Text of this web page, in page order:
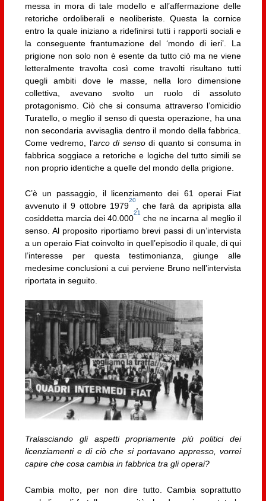
messa in mora di tale modello e all’affermazione delle
retoriche ordoliberali e neoliberiste. Questa la cornice
entro la quale iniziano a ridefinirsi tutti i rapporti sociali e
la conseguente frantumazione del ‘mondo di ieri’. La
prigione non solo non è esente da tutto ciò ma ne viene
letteralmente travolta così come travolti risultano tutti
quegli ambiti dove le masse, nella loro dimensione
collettiva, avevano svolto un ruolo di assoluto
protagonismo. Ciò che si consuma attraverso l’omicidio
Turatello, o meglio il senso di questa operazione, ha una
non secondaria avvisaglia dentro il mondo della fabbrica.
Come vedremo, l’arco di sensodi quanto si consuma in
fabbrica soggiace a retoriche e logiche del tutto simili se
non proprio identiche a quelle del mondo della prigione.
C’è un passaggio, il licenziamento dei 61 operai Fiat
avvenuto il 9 ottobre 1979
20
, che farà da apripista alla
cosiddetta marcia dei 40.000
21
che ne incarna al meglio il
senso. Al proposito riportiamo brevi passi di un’intervista
a un operaio Fiat coinvolto in quell’episodio il quale, di qui
l’interesse per questa testimonianza, giunge alle
medesime conclusioni a cui perviene Bruno nell’intervista
riportata in seguito.
Tralasciando gli aspetti propriamente più politici dei
licenziamenti e di ciò che si portavano appresso, vorrei
capire che cosa cambia in fabbrica tra gli operai?
Cambia molto, per non dire tutto. Cambia soprattutto